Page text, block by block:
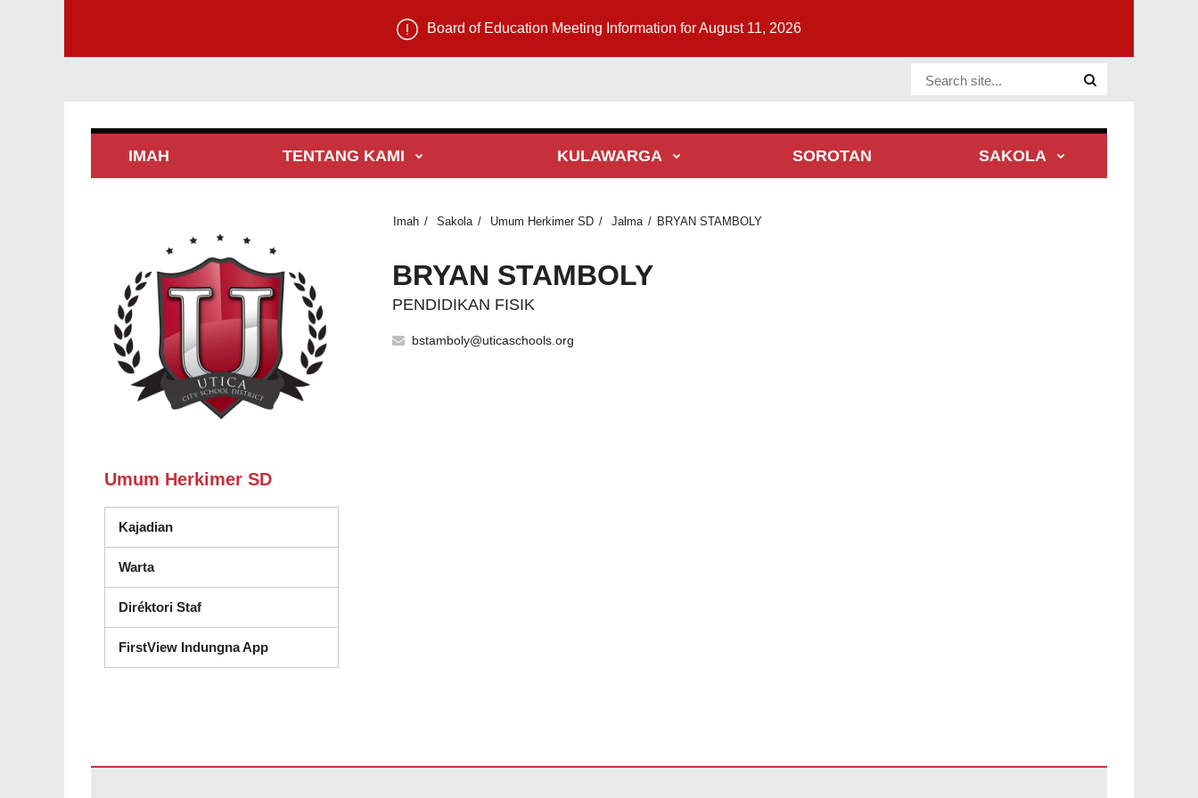
Board of Education Meeting Information for August 11, 2026
Website Site
IMAH TENTANG KAMI KULAWARGA SOROTAN SAKOLA
Imah Sakola Umum Herkimer SD Jalma BRYAN STAMBOLY
BRYAN STAMBOLY
PENDIDIKAN FISIK
bstamboly@uticaschools.org
Umum Herkimer SD
Kajadian
Warta
Diréktori Staf
FirstView Indungna App